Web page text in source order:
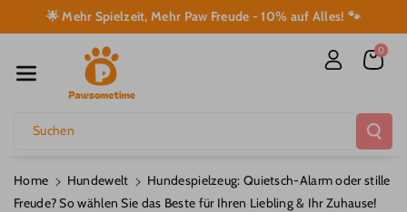
Nhalt
🌟 Mehr Spielzeit, Mehr Paw Freude - 10% auf Alles! 🐾
Suchen
0
Home Hundewelt
Hundespielzeug: Quietsch-Alarm oder stille
Freude? So wählen Sie das Beste für Ihren Liebling & Ihr Zuhause!